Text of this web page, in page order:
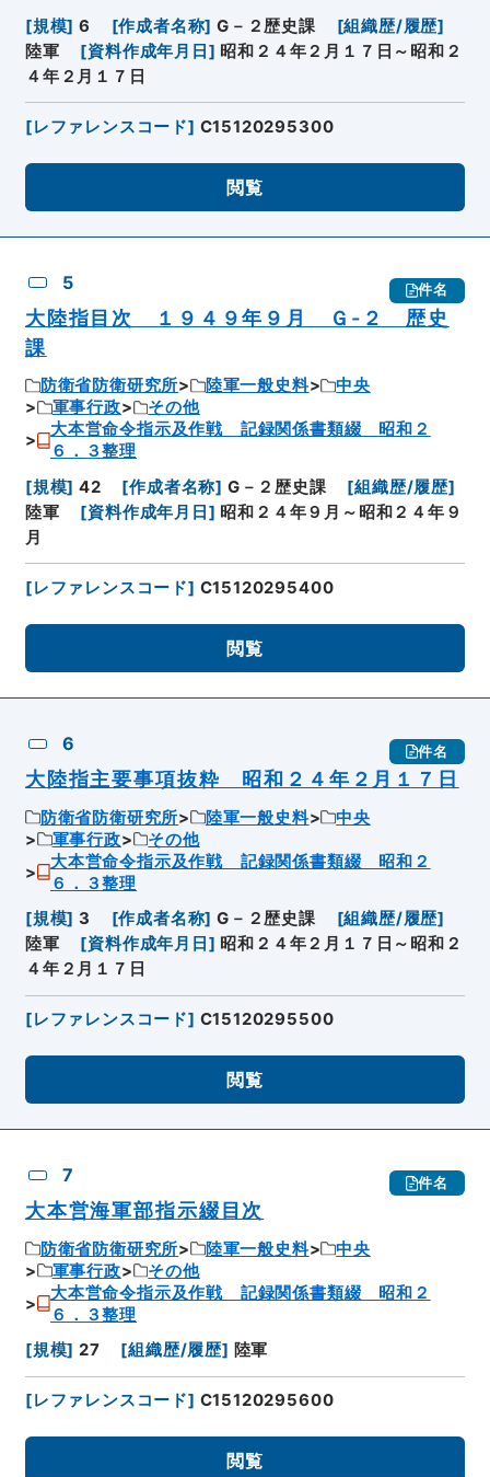
[規模] 6 [作成者名称] G－２歴史課 [組織歴/履歴]
陸軍
[資料作成年月日 ] 昭和２４年２月１７日～昭和２
４年２月１７日
[レファレンスコード] C15120295300
閲覧
5 件名
大陸指目次 １９４９年９月 Ｇ-２ 歴史
課
防衛省防衛研究所 陸軍一般史料
中央
軍事行政
その他
大本営命令指示及作戦 記録関係書類綴 昭和２
６．３整理
[規模] 42 [作成者名称] G－２歴史課 [組織歴/履歴]
陸軍
[資料作成年月日 ] 昭和２４年９月～昭和２４年９
月
[レファレンスコード] C15120295400
閲覧
6 件名
大陸指主要事項抜粋 昭和２４年２月１７日
防衛省防衛研究所 陸軍一般史料
中央
軍事行政
その他
大本営命令指示及作戦 記録関係書類綴 昭和２
６．３整理
[規模] 3 [作成者名称] G－２歴史課 [組織歴/履歴]
陸軍
[資料作成年月日 ] 昭和２４年２月１７日～昭和２
４年２月１７日
[レファレンスコード] C15120295500
閲覧
7 件名
大本営海軍部指示綴目次
防衛省防衛研究所 陸軍一般史料
中央
軍事行政
その他
大本営命令指示及作戦 記録関係書類綴 昭和２
６．３整理
[規模] 27 [組織歴/履歴] 陸軍
[レファレンスコード] C15120295600
閲覧